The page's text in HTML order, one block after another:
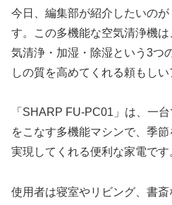
今日、編集部が紹介したいの
す。この多機能な空気清浄機
気清浄・加湿・除湿という3つ
しの質を高めてくれる頼もしい
「SHARP FU-PC01」は、一
をこなす多機能マシンで、季
実現してくれる便利な家電です
使用者は寝室やリビング、書